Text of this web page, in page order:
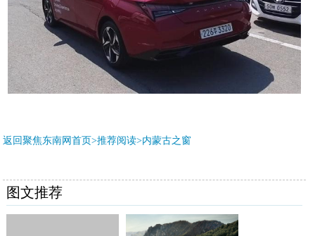
返回聚焦东南网首页>推荐阅读>内蒙古之窗
图文推荐